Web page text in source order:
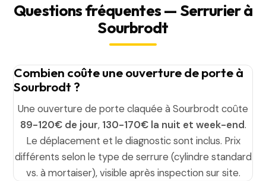
Questions fréquentes — Serrurier à
Sourbrodt
Combien coûte une ouverture de porte à
Sourbrodt ?
Une ouverture de porte claquée à Sourbrodt coûte
89-120€ de jour, 130-170€ la nuit et week-end.
Le déplacement et le diagnostic sont inclus. Prix
différents selon le type de serrure (cylindre standard
vs. à mortaiser), visible après inspection sur site.